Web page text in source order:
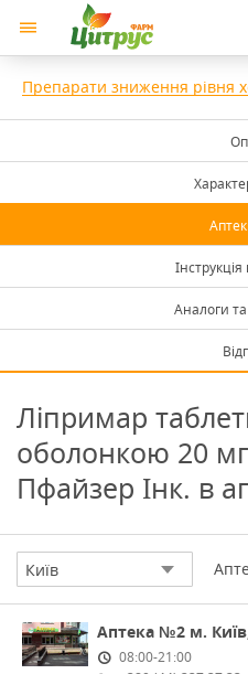
Препарати зниження рівня
Аналоги
Ліпримар
оболонкою 20
Пфайзер Інк. в
Київ
Аптека №2 м.
08:00-21:00